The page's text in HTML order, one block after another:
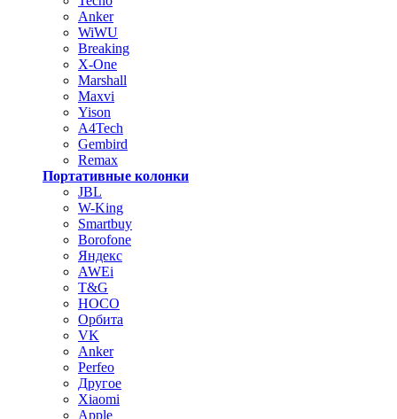
Anker
WiWU
Breaking
X-One
Marshall
Maxvi
Yison
A4Tech
Gembird
Remax
Портативные колонки
JBL
W-King
Smartbuy
Borofone
Яндекс
AWEi
T&G
HOCO
Орбита
VK
Anker
Perfeo
Другое
Xiaomi
Apple